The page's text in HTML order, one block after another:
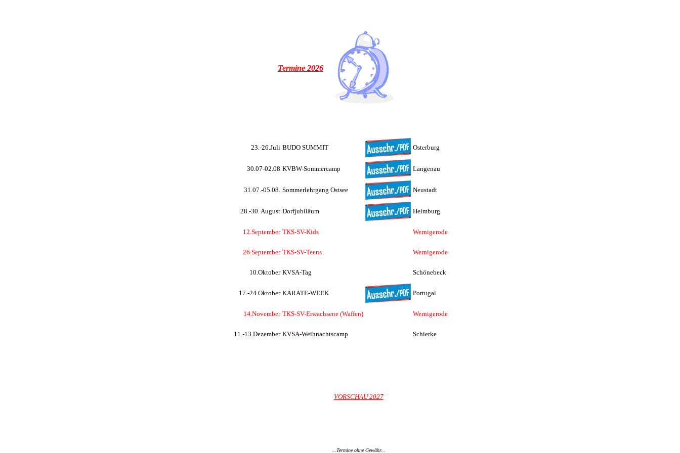
Termine 2026
23.-26.Juli BUDO SUMMIT Osterburg
30.07-02.08 KVBW-Sommercamp Langenau
31.07.-05.08. Sommerlehrgang Ostsee Neustadt
28.-30. August Dorfjubiläum Heimburg
12.September TKS-SV-Kids Wernigerode
26.September TKS-SV-Teens Wernigerode
10.Oktober KVSA-Tag Schönebeck
17.-24.Oktober KARATE-WEEK Portugal
14.November TKS-SV-Erwachsene (Waffen) Wernigerode
11.-13.Dezember KVSA-Weihnachtscamp Schierke
VORSCHAU 2027
...Termine ohne Gewähr...